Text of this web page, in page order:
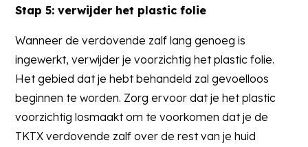
Stap 5: verwijder het plastic folie
Wanneer de verdovende zalf lang genoeg is
ingewerkt, verwijder je voorzichtig het plastic folie.
Het gebied dat je hebt behandeld zal gevoelloos
beginnen te worden. Zorg ervoor dat je het plastic
voorzichtig losmaakt om te voorkomen dat je de
TKTX verdovende zalf over de rest van je huid